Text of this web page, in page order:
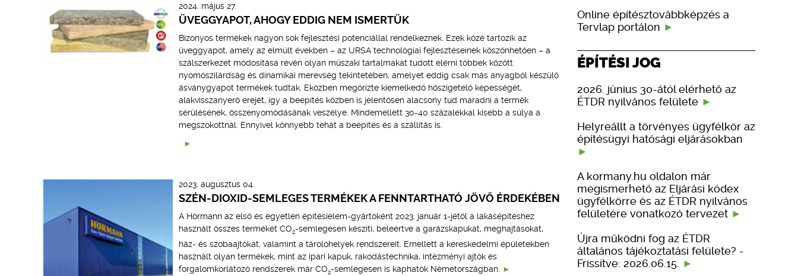
2024. május 27.
ÜVEGGYAPOT, AHOGY EDDIG NEM ISMERTÜK
Bizonyos termékek nagyon sok fejlesztési potenciállal rendelkeznek. Ezek közé tartozik az
üveggyapot, amely az elmúlt években – az URSA technológiai fejlesztéseinek köszönhetően – a
szálszerkezet módosítása révén olyan műszaki tartalmakat tudott elérni többek között
nyomószilárdság és dinamikai merevség tekintetében, amelyet eddig csak más anyagból készülő
ásványgyapot termékek tudtak. Eközben megőrizte kiemelkedő hőszigetelő képességét,
alakvisszanyerő erejét, így a beépítés közben is jelentősen alacsony tud maradni a termék
sérülésének, összenyomódásának veszélye. Mindemellett 30-40 százalékkal kisebb a súlya a
megszokottnál. Ennyivel könnyebb tehát a beépítés és a szállítás is.
2023. augusztus 04.
SZÉN-DIOXID-SEMLEGES TERMÉKEK A FENNTARTHATÓ JÖVŐ ÉRDEKÉBEN
A Hörmann az első és egyetlen építésielem-gyártóként 2023. január 1-jétől a lakásépítéshez
használt összes termékét CO2-semlegesen készíti, beleértve a garázskapukat, meghajtásokat,
ház- és szobaajtókat, valamint a tárolóhelyek rendszereit. Emellett a kereskedelmi épületekben
használt olyan termékek, mint az ipari kapuk, rakodástechnika, intézményi ajtók és
forgalomkorlátozó rendszerek már CO2-semlegesen is kaphatók Németországban.
Online építésztovábbképzés a
Tervlap portálon
ÉPÍTÉSI JOG
2026. június 30-ától elérhető az
ÉTDR nyilvános felülete
Helyreállt a törvényes ügyfélkör az
építésügyi hatósági eljárásokban
A kormany.hu oldalon már
megismerhető az Eljárási kódex
ügyfélkörre és az ÉTDR nyilvános
felületére vonatkozó tervezet
Újra működni fog az ÉTDR
általános tájékoztatási felülete? -
Frissítve: 2026.06.15.